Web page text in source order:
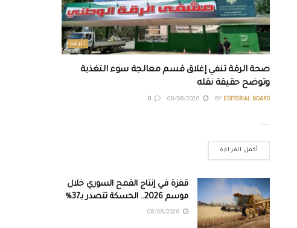
الرقة
صحة الرقة تنفي إغلاق قسم معالجة سوء التغذية
وتوضح حقيقة نقله
BY EDITORIAL BOARD
0
...
أكمل القراءة
قفزة في إنتاج القمح السوري خلال
موسم 2026.. الحسكة تتصدر بـ37%